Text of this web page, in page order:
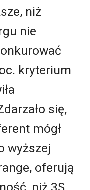
niż
nie
kryterium
się,
mógł
wyższej
oferują
niż 3S,